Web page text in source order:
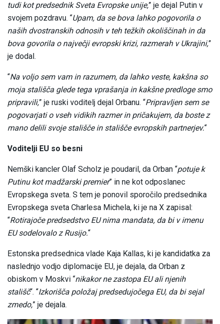
tudi kot predsednik Sveta Evropske unije,” je dejal Putin v
svojem pozdravu. “Upam, da se bova lahko pogovorila o
naših dvostranskih odnosih v teh težkih okoliščinah in da
bova govorila o največji evropski krizi, razmerah v Ukrajini,”
je dodal.
“Na voljo sem vam in razumem, da lahko veste, kakšna so
moja stališča glede tega vprašanja in kakšne predloge smo
pripravili,” je ruski voditelj dejal Orbanu. “Pripravljen sem se
pogovarjati o vseh vidikih razmer in pričakujem, da boste z
mano delili svoje stališče in stališče evropskih partnerjev.“
Voditelji EU so besni
Nemški kancler Olaf Scholz je poudaril, da Orban “potuje k
Putinu kot madžarski premier” in ne kot odposlanec
Evropskega sveta. S tem je ponovil sporočilo predsednika
Evropskega sveta Charlesa Michela, ki je na X zapisal:
“Rotirajoče predsedstvo EU nima mandata, da bi v imenu
EU sodelovalo z Rusijo.“
Estonska predsednica vlade Kaja Kallas, ki je kandidatka za
naslednjo vodjo diplomacije EU, je dejala, da Orban z
obiskom v Moskvi “nikakor ne zastopa EU ali njenih
stališč“. “Izkorišča položaj predsedujočega EU, da bi sejal
zmedo,” je dejala.